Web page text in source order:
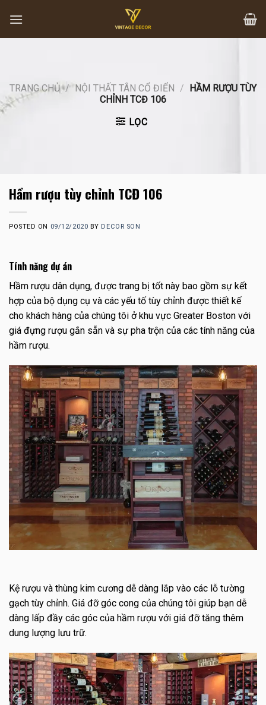
content
TRANG CHỦ / NỘI THẤT TÂN CỔ ĐIỂN / HẦM RƯỢU TÙY
CHỈNH TCĐ 106
LỌC
Hầm rượu tùy chỉnh TCĐ 106
POSTED ON 09/12/2020 BY DECOR SON
Tính năng dự án
Hầm rượu dân dụng, được trang bị tốt này bao gồm sự kết
hợp của bộ dụng cụ và các yếu tố tùy chỉnh được thiết kế
cho khách hàng của chúng tôi ở khu vực Greater Boston với
giá đựng rượu gắn sẵn và sự pha trộn của các tính năng của
hầm rượu.
Kệ rượu và thùng kim cương dễ dàng lắp vào các lỗ tường
gạch tùy chỉnh. Giá đỡ góc cong của chúng tôi giúp bạn dễ
dàng lấp đầy các góc của hầm rượu với giá đỡ tăng thêm
dung lượng lưu trữ.